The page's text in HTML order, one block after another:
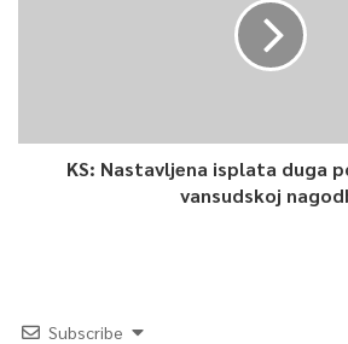
KS: Nastavljena isplata duga
vansudskoj
Subscribe